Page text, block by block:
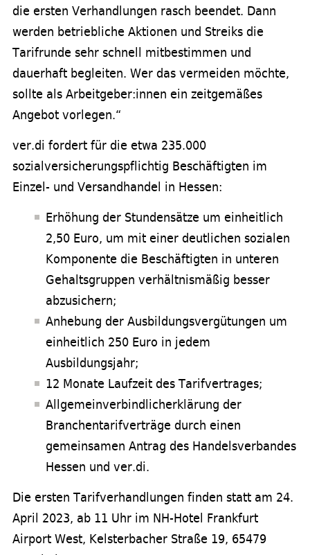
die ersten Verhandlungen rasch beendet. Dann
werden betriebliche Aktionen und Streiks die
Tarifrunde sehr schnell mitbestimmen und
dauerhaft begleiten. Wer das vermeiden möchte,
sollte als Arbeitgeber:innen ein zeitgemäßes
Angebot vorlegen.“
ver.di fordert für die etwa 235.000
sozialversicherungspflichtig Beschäftigten im
Einzel- und Versandhandel in Hessen:
Erhöhung der Stundensätze um einheitlich
2,50 Euro, um mit einer deutlichen sozialen
Komponente die Beschäftigten in unteren
Gehaltsgruppen verhältnismäßig besser
abzusichern;
Anhebung der Ausbildungsvergütungen um
einheitlich 250 Euro in jedem
Ausbildungsjahr;
12 Monate Laufzeit des Tarifvertrages;
Allgemeinverbindlicherklärung der
Branchentarifverträge durch einen
gemeinsamen Antrag des Handelsverbandes
Hessen und ver.di.
Die ersten Tarifverhandlungen finden statt am 24.
April 2023, ab 11 Uhr im NH-Hotel Frankfurt
Airport West, Kelsterbacher Straße 19, 65479